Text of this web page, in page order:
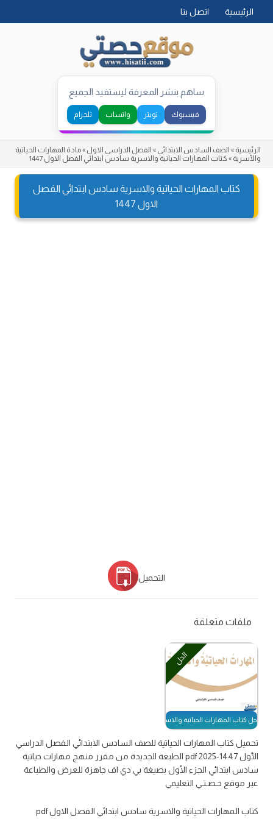
الرئيسية اتصل بنا
ساهم بنشر المعرفة ليستفيد الجميع
فيسبوك تويتر واتساب تلجرام
الرئيسية » الصف السادس الابتدائي » الفصل الدراسي الاول »مادة المهارات الحياتية
والأسرية » كتاب المهارات الحياتية والاسرية سادس ابتدائي الفصل الاول 1447
كتاب المهارات الحياتية والاسرية سادس ابتدائي الفصل
الاول 1447
التحميل
ملفات متعلقة
الحل
حل كتاب المهارات الحياتية والاسرية
تحميل كتاب المهارات الحياتية للصف السادس الابتدائي الفصل الدراسي
الأول 1447-2025 pdf الطبعة الجديدة من مقرر منهج مهارات حياتية
سادس ابتدائي الجزء الأول بصيغة بي دي اف جاهزة للعرض والطباعة
عبر موقع حـصـتـي التعليمي
كتاب المهارات الحياتية والاسرية سادس ابتدائي الفصل الاول pdf